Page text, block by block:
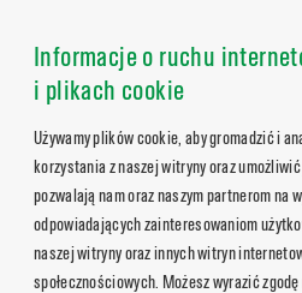
Informacje o ruchu
i plikach cookie
Używamy plików cookie, aby gromadzić i
korzystania z naszej witryny oraz
pozwalają nam oraz naszym partnerom na
odpowiadających zainteresowaniom
naszej witryny oraz innych witryn
społecznościowych. Możesz wyrazić